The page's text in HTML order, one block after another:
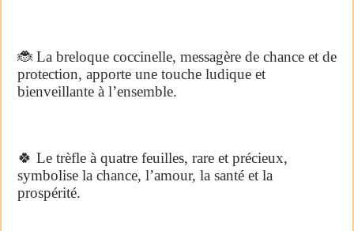
🐞 La breloque coccinelle, messagère de chance et de
protection, apporte une touche ludique et
bienveillante à l’ensemble.
🍀 Le trèfle à quatre feuilles, rare et précieux,
symbolise la chance, l’amour, la santé et la
prospérité.